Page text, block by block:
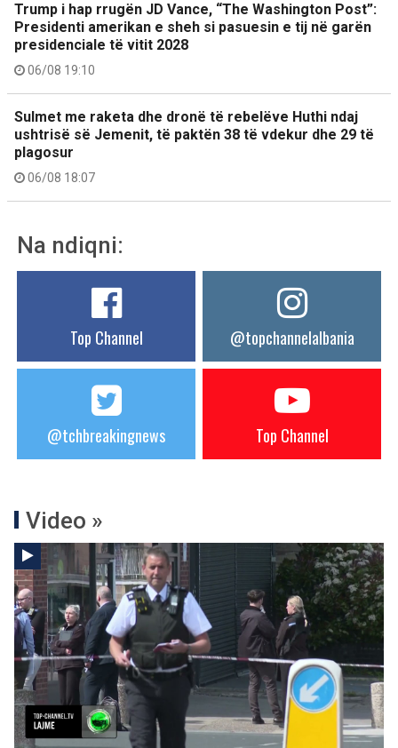
Trump i hap rrugën JD Vance, “The Washington Post”:
Presidenti amerikan e sheh si pasuesin e tij në garën
presidenciale të vitit 2028
06/08 19:10
Sulmet me raketa dhe dronë të rebelëve Huthi ndaj
ushtrisë së Jemenit, të paktën 38 të vdekur dhe 29 të
plagosur
06/08 18:07
Na ndiqni:
Top Channel @topchannelalbania
@tchbreakingnews Top Channel
Video »